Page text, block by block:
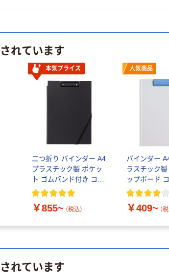
れています
本気プライス
二つ折り バインダー A4
プラスチック製 ポケッ
ト ゴムバンド付き コク
ヨ
￥855~ （税込）
人気商品
バインダー
ラスチック製
ップボード
￥409~ （
れています